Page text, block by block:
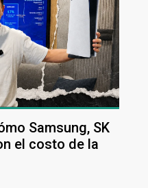
Samsung, SK
el costo de la